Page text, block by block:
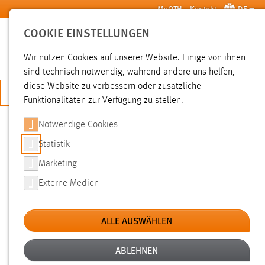
Zum Hauptinhalt springen MyOTH Kontakt DE
SUCHE
JETZT BEWERBEN
Hochschule Aktuelles News der OTH Amberg-Weiden
PATENTINGENIEURWESEN:
VORTRAGSREIHE „GEISTIGES
EIGENTUM“
17.12.2012
Im Rahmen der jährlichen Vortragsreihe zum
COOKIE EINSTELLUNGEN
Wir nutzen Cookies auf unserer Website. Einige von ihnen
sind technisch notwendig, während andere uns helfen,
diese Website zu verbessern oder zusätzliche
Funktionalitäten zur Verfügung zu stellen.
Notwendige Cookies
Statistik
Marketing
Externe Medien
ALLE AUSWÄHLEN
ABLEHNEN